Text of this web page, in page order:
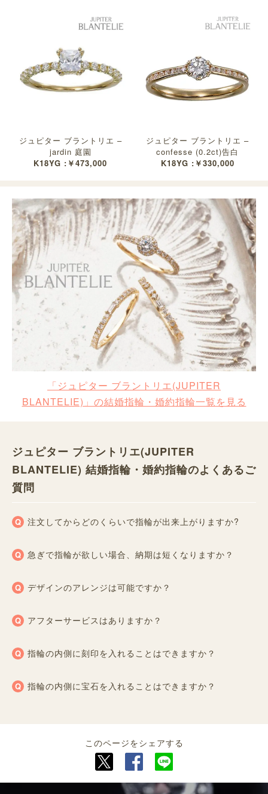
ジュピター ブラントリエ –
jardin 庭園
K18YG :￥473,000
ジュピター ブラントリエ –
confesse (0.2ct)告白
K18YG :￥330,000
「ジュピター ブラントリエ(JUPITER
BLANTELIE)」の結婚指輪・婚約指輪一覧を見る
ジュピター ブラントリエ(JUPITER
BLANTELIE) 結婚指輪・婚約指輪のよくあるご
質問
注文してからどのくらいで指輪が出来上がりますか?
急ぎで指輪が欲しい場合、納期は短くなりますか？
デザインのアレンジは可能ですか？
アフターサービスはありますか？
指輪の内側に刻印を入れることはできますか？
指輪の内側に宝石を入れることはできますか？
このページをシェアする